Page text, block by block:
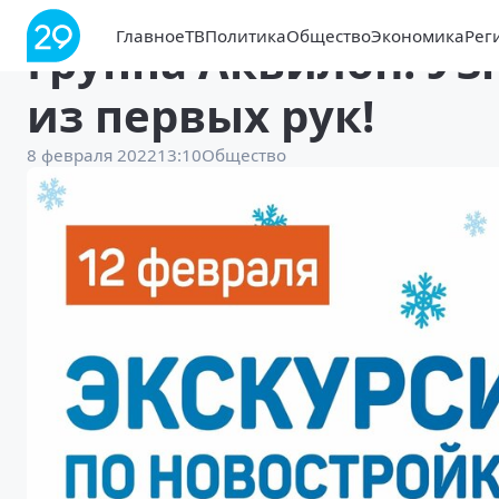
ГлавноеТВПолитикаОбществоЭкономика
Группа Аквилон:
из первых рук!
8 февраля 202213:10Общество